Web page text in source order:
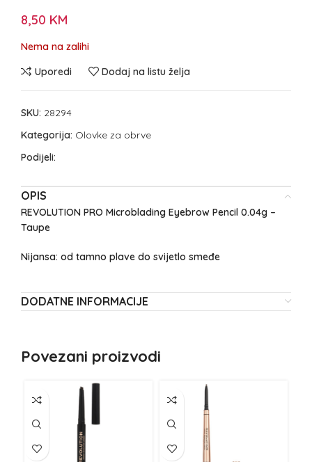
8,50 KM
Nema na zalihi
Uporedi
Dodaj na listu želja
SKU: 28294
Kategorija: Olovke za obrve
Podijeli:
OPIS
REVOLUTION PRO Microblading Eyebrow Pencil 0.04g –
Taupe
Nijansa: od tamno plave do svijetlo smeđe
DODATNE INFORMACIJE
Povezani proizvodi